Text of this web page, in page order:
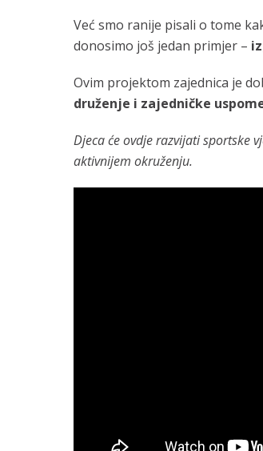
Već smo ranije pisali o tome
donosimo još jedan primjer –
Ovim projektom zajednica je
druženje i zajedničke
Djeca će ovdje razvijati sportske
aktivnijem okruženju.